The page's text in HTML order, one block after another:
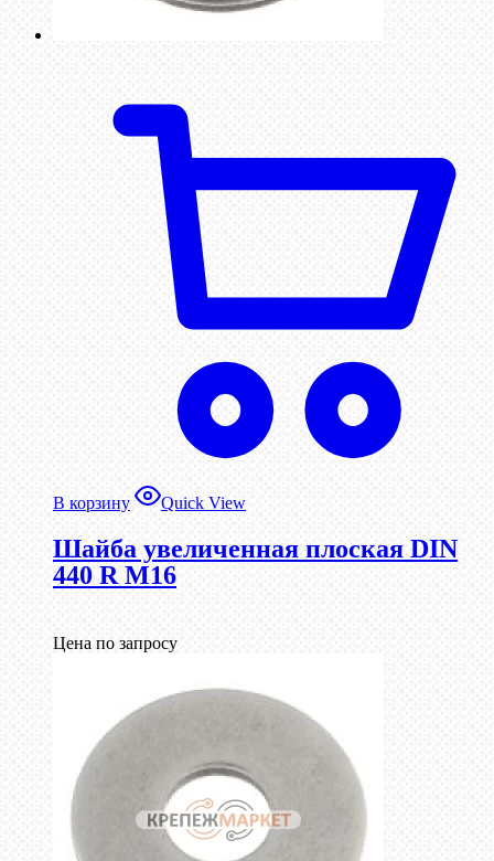
В корзину Quick View
Шайба увеличенная плоская DIN
440 R М16
Цена по запросу